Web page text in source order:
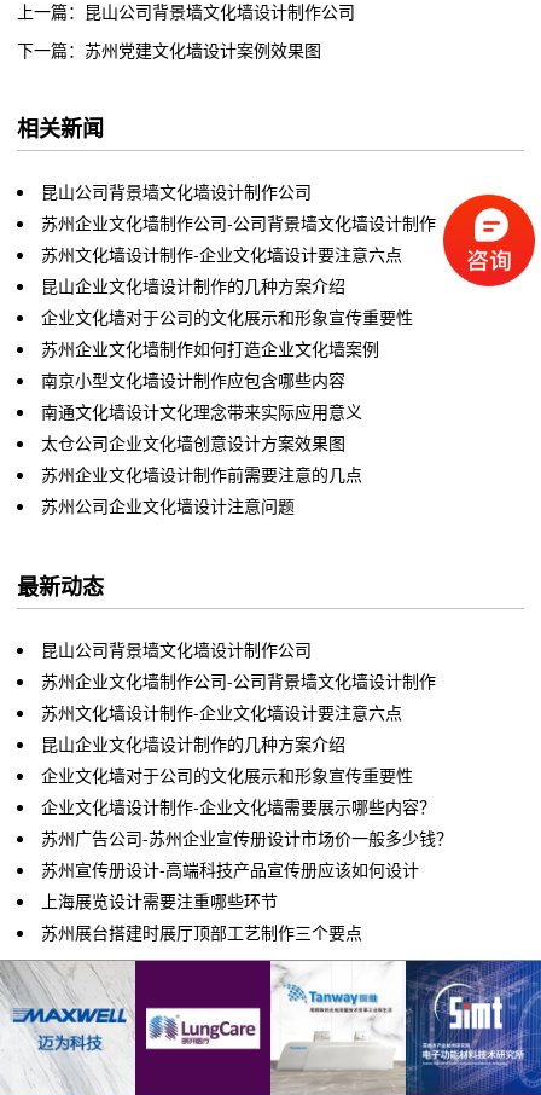
上一篇：昆山公司背景墙文化墙设计制作公司
下一篇：苏州党建文化墙设计案例效果图
相关新闻
昆山公司背景墙文化墙设计制作公司
苏州企业文化墙制作公司-公司背景墙文化墙设计制作
苏州文化墙设计制作-企业文化墙设计要注意六点
昆山企业文化墙设计制作的几种方案介绍
企业文化墙对于公司的文化展示和形象宣传重要性
苏州企业文化墙制作如何打造企业文化墙案例
南京小型文化墙设计制作应包含哪些内容
南通文化墙设计文化理念带来实际应用意义
太仓公司企业文化墙创意设计方案效果图
苏州企业文化墙设计制作前需要注意的几点
苏州公司企业文化墙设计注意问题
最新动态
昆山公司背景墙文化墙设计制作公司
苏州企业文化墙制作公司-公司背景墙文化墙设计制作
苏州文化墙设计制作-企业文化墙设计要注意六点
昆山企业文化墙设计制作的几种方案介绍
企业文化墙对于公司的文化展示和形象宣传重要性
企业文化墙设计制作-企业文化墙需要展示哪些内容？
苏州广告公司-苏州企业宣传册设计市场价一般多少钱？
苏州宣传册设计-高端科技产品宣传册应该如何设计
上海展览设计需要注重哪些环节
苏州展台搭建时展厅顶部工艺制作三个要点